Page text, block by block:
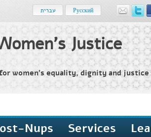
עברית Русский
Justice
women’s equality, dignity and justice
Nups Services